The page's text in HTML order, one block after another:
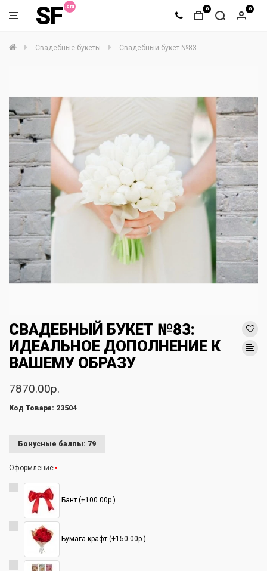
SF 0 0
Свадебные букеты Свадебный букет №83
СВАДЕБНЫЙ БУКЕТ №83:
ИДЕАЛЬНОЕ ДОПОЛНЕНИЕ К
ВАШЕМУ ОБРАЗУ
7870.00р.
Код Товара: 23504
Бонусные баллы: 79
Оформление
Бант (+100.00р.)
Бумага крафт (+150.00р.)